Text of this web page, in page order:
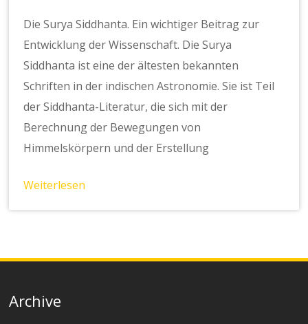
Die Surya Siddhanta. Ein wichtiger Beitrag zur
Entwicklung der Wissenschaft. Die Surya
Siddhanta ist eine der ältesten bekannten
Schriften in der indischen Astronomie. Sie ist Teil
der Siddhanta-Literatur, die sich mit der
Berechnung der Bewegungen von
Himmelskörpern und der Erstellung
Weiterlesen
Archive